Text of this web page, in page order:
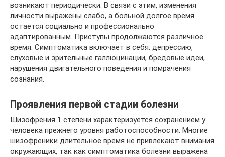
возникают периодически. В связи с этим, изменения
личности выражены слабо, а больной долгое время
остается социально и профессионально
адаптированным. Приступы продолжаются различное
время. Симптоматика включает в себя: депрессию,
слуховые и зрительные галлюцинации, бредовые идеи,
нарушения двигательного поведения и помрачения
сознания.
Проявления первой стадии болезни
Шизофрения 1 степени характеризуется сохранением у
человека прежнего уровня работоспособности. Многие
шизофреники длительное время не привлекают внимания
окружающих, так как симптоматика болезни выражена